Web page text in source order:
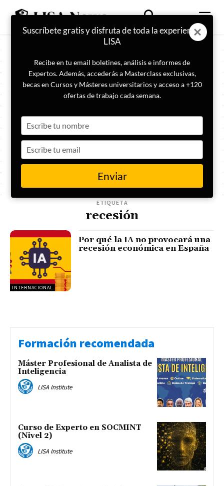
ETIQUETA
recesión
INTERNACIONAL
Por qué la IA no provocará una
recesión económica en España
Formación recomendada
Máster Profesional de Analista de
Inteligencia
LISA Institute
Curso de Experto en SOCMINT
(Nivel 2)
LISA Institute
Suscríbete gratis y disfruta de toda la experiencia
LISA
Recibe en tu email boletines, análisis e informes de
Expertos. Además, accederás a Masterclass exclusivas,
becas en Cursos y Másteres universitarios y acceso a +120
ofertas de trabajo cada semana.
your
name
your
email
Enviar